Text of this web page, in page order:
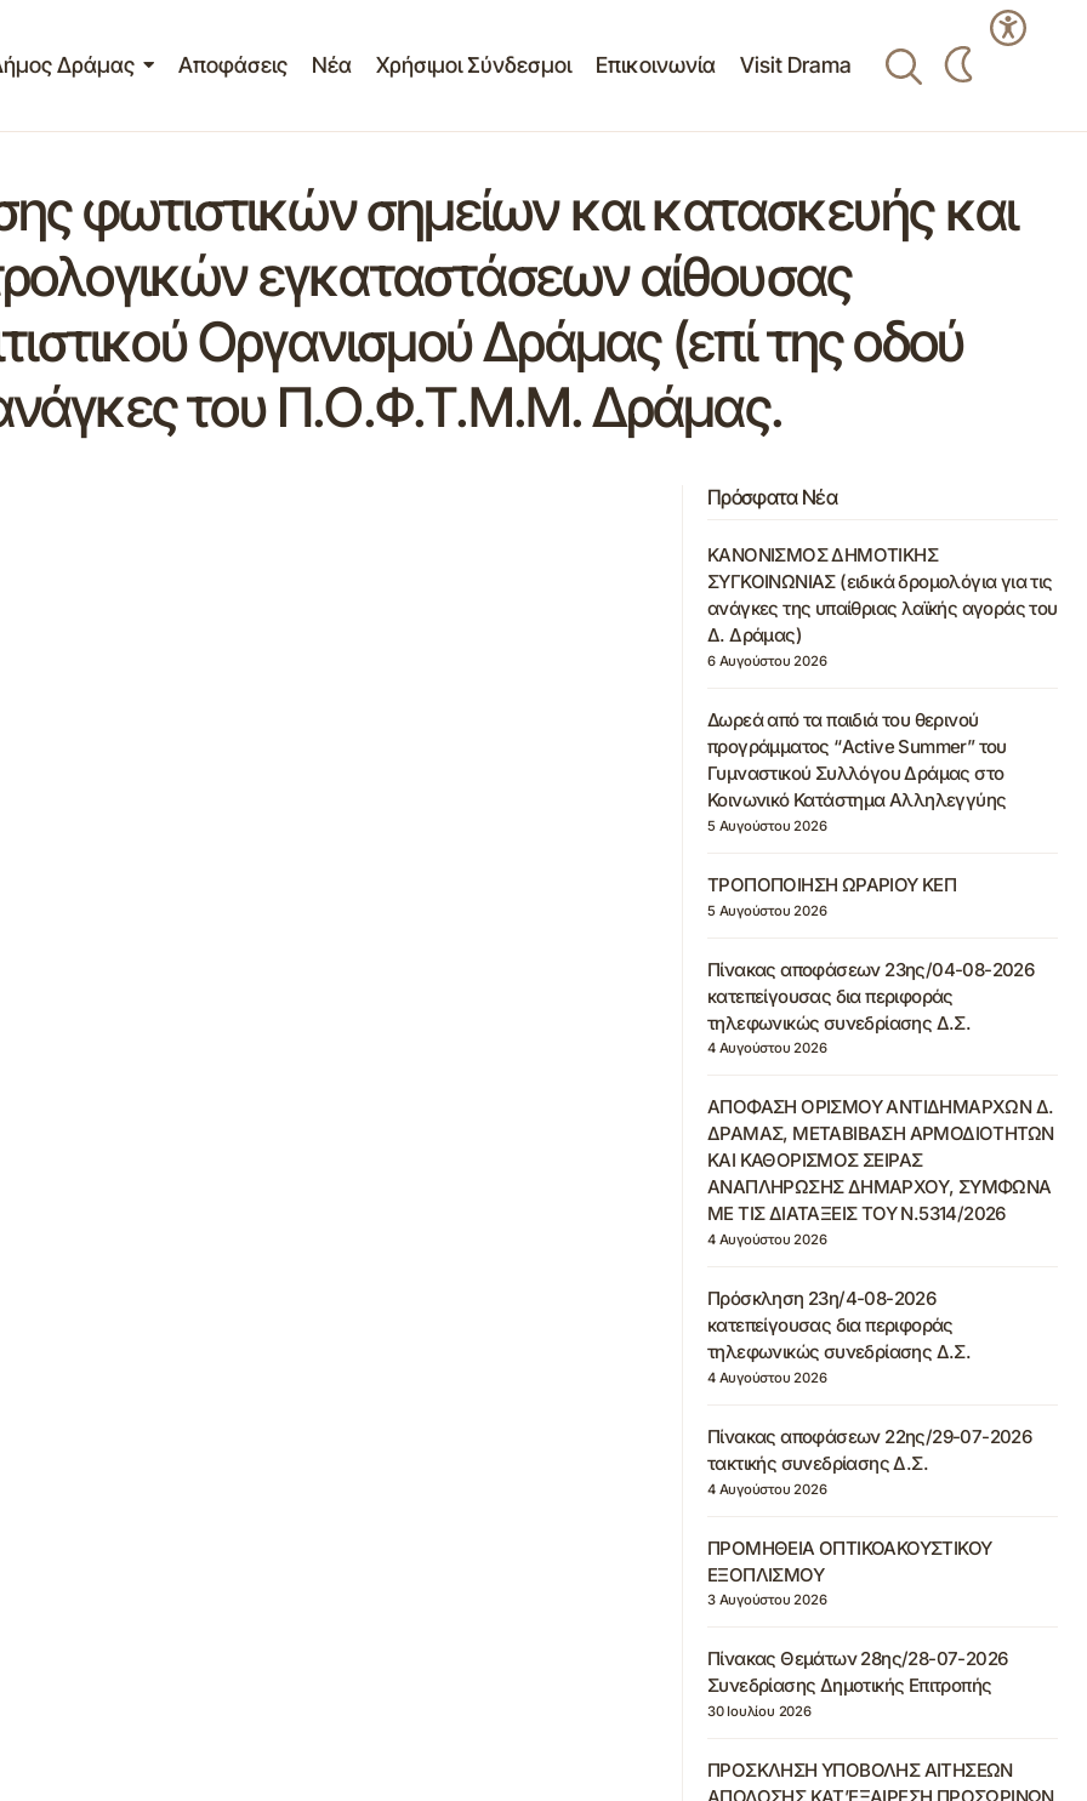
Δράμας Αποφάσεις Νέα Χρήσιμοι Σύνδεσμοι Επικοινωνία Visit Drama
φωτιστικών σημείων και κατασκευής και
εγκαταστάσεων αίθουσας
Οργανισμού Δράμας (επί της οδού
ανάγκες του Π.Ο.Φ.Τ.Μ.Μ. Δράμας.
Πρόσφατα Νέα
ΚΑΝΟΝΙΣΜΟΣ ΔΗΜΟΤΙΚΗΣ
ΣΥΓΚΟΙΝΩΝΙΑΣ (ειδικά δρομολόγια για τις
ανάγκες της υπαίθριας λαϊκής αγοράς του
Δ. Δράμας)
6 Αυγούστου 2026
Δωρεά από τα παιδιά του θερινού
προγράμματος “Active Summer” του
Γυμναστικού Συλλόγου Δράμας στο
Κοινωνικό Κατάστημα Αλληλεγγύης
5 Αυγούστου 2026
ΤΡΟΠΟΠΟΙΗΣΗ ΩΡΑΡΙΟΥ ΚΕΠ
5 Αυγούστου 2026
Πίνακας αποφάσεων 23ης/04-08-2026
κατεπείγουσας δια περιφοράς
τηλεφωνικώς συνεδρίασης Δ.Σ.
4 Αυγούστου 2026
ΑΠΟΦΑΣΗ ΟΡΙΣΜΟΥ ΑΝΤΙΔΗΜΑΡΧΩΝ Δ.
ΔΡΑΜΑΣ, ΜΕΤΑΒΙΒΑΣΗ ΑΡΜΟΔΙΟΤΗΤΩΝ
ΚΑΙ ΚΑΘΟΡΙΣΜΟΣ ΣΕΙΡΑΣ
ΑΝΑΠΛΗΡΩΣΗΣ ΔΗΜΑΡΧΟΥ, ΣΥΜΦΩΝΑ
ΜΕ ΤΙΣ ΔΙΑΤΑΞΕΙΣ ΤΟΥ Ν.5314/2026
4 Αυγούστου 2026
Πρόσκληση 23η/4-08-2026
κατεπείγουσας δια περιφοράς
τηλεφωνικώς συνεδρίασης Δ.Σ.
4 Αυγούστου 2026
Πίνακας αποφάσεων 22ης/29-07-2026
τακτικής συνεδρίασης Δ.Σ.
4 Αυγούστου 2026
ΠΡΟΜΗΘΕΙΑ ΟΠΤΙΚΟΑΚΟΥΣΤΙΚΟΥ
ΕΞΟΠΛΙΣΜΟΥ
3 Αυγούστου 2026
Πίνακας Θεμάτων 28ης/28-07-2026
Συνεδρίασης Δημοτικής Επιτροπής
30 Ιουλίου 2026
ΠΡΟΣΚΛΗΣΗ ΥΠΟΒΟΛΗΣ ΑΙΤΗΣΕΩΝ